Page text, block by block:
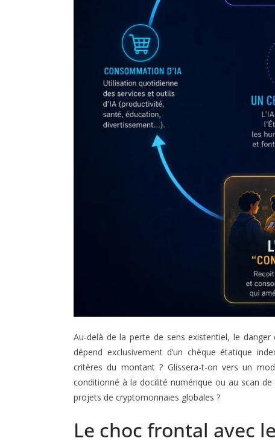
Au-delà de la perte de sens existentiel, le
dépend exclusivement d’un chèque étatique
critères du montant ? Glissera-t-on vers un
conditionné à la docilité numérique ou au scan
projets de cryptomonnaies globales ?
Le choc frontal avec